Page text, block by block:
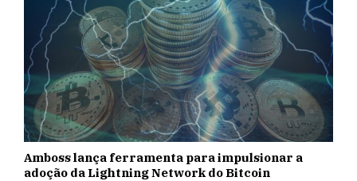
Amboss lança ferramenta para impulsionar a
adoção da Lightning Network do Bitcoin